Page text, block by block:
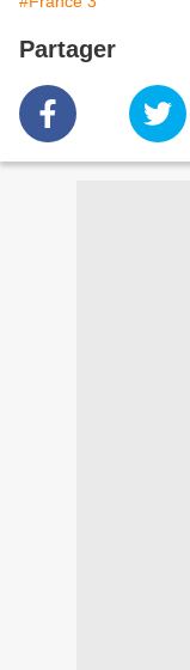
Partager